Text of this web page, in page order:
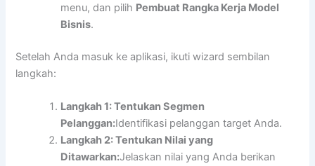
menu, dan pilih Pembuat Rangka Kerja Model
Bisnis.
Setelah Anda masuk ke aplikasi, ikuti wizard sembilan
langkah:
Langkah 1: Tentukan Segmen
Pelanggan:Identifikasi pelanggan target Anda.
Langkah 2: Tentukan Nilai yang
Ditawarkan:Jelaskan nilai yang Anda berikan